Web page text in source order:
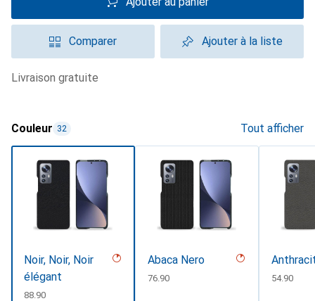
Comparer Ajouter à la liste
livraison gratuite
Couleur 32 Tout afficher
Noir, Noir, Noir
élégant
CHF
88.90
Abaca Nero
CHF
76.90 CHF
54.90